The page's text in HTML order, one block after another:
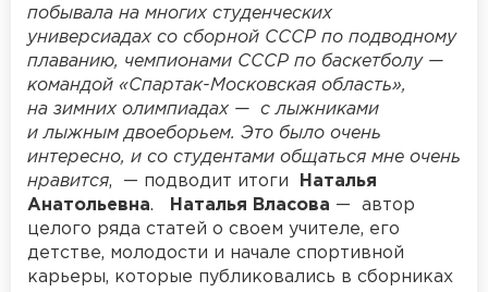
побывала на многих студенческих
универсиадах со сборной СССР по подводному
плаванию, чемпионами СССР по баскетболу —
командой «Спартак-Московская область»,
на зимних олимпиадах — с лыжниками
и лыжным двоеборьем. Это было очень
интересно, и со студентами общаться мне очень
нравится, — подводит итоги
Наталья
Анатольевна. Наталья Власова — автор
целого ряда статей о своем учителе, его
детстве, молодости и начале спортивной
карьеры, которые публиковались в сборниках